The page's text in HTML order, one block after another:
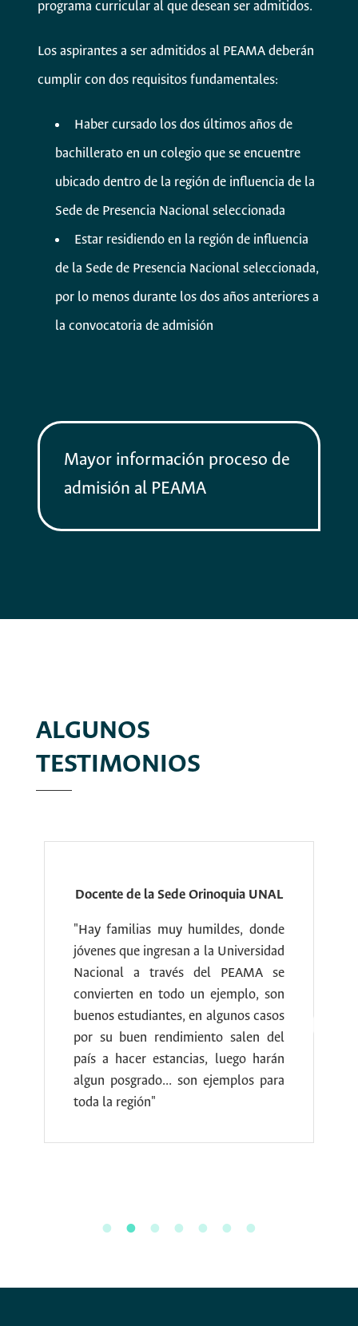
programa curricular al que desean ser admitidos.
Los aspirantes a ser admitidos al PEAMA deberán
cumplir con dos requisitos fundamentales:
Haber cursado los dos últimos años de
bachillerato en un colegio que se encuentre
ubicado dentro de la región de influencia de la
Sede de Presencia Nacional seleccionada
Estar residiendo en la región de influencia
de la Sede de Presencia Nacional seleccionada,
por lo menos durante los dos años anteriores a
la convocatoria de admisión
Mayor información proceso de
admisión al PEAMA
ALGUNOS
TESTIMONIOS
Directivo de la Sede Orinoquia UNAL
"El mayor impacto público del
PEAMA se genera con los egresados
con lo que ellos hacen y prueven en
los territorios. Los egresado salen al
territorio y, sin ninguna restricción,
comparte conocimiento, lo enseña,
lo transfiere y eso es muy importante
para el tema de unidad nacional y
para el tema de promoción del